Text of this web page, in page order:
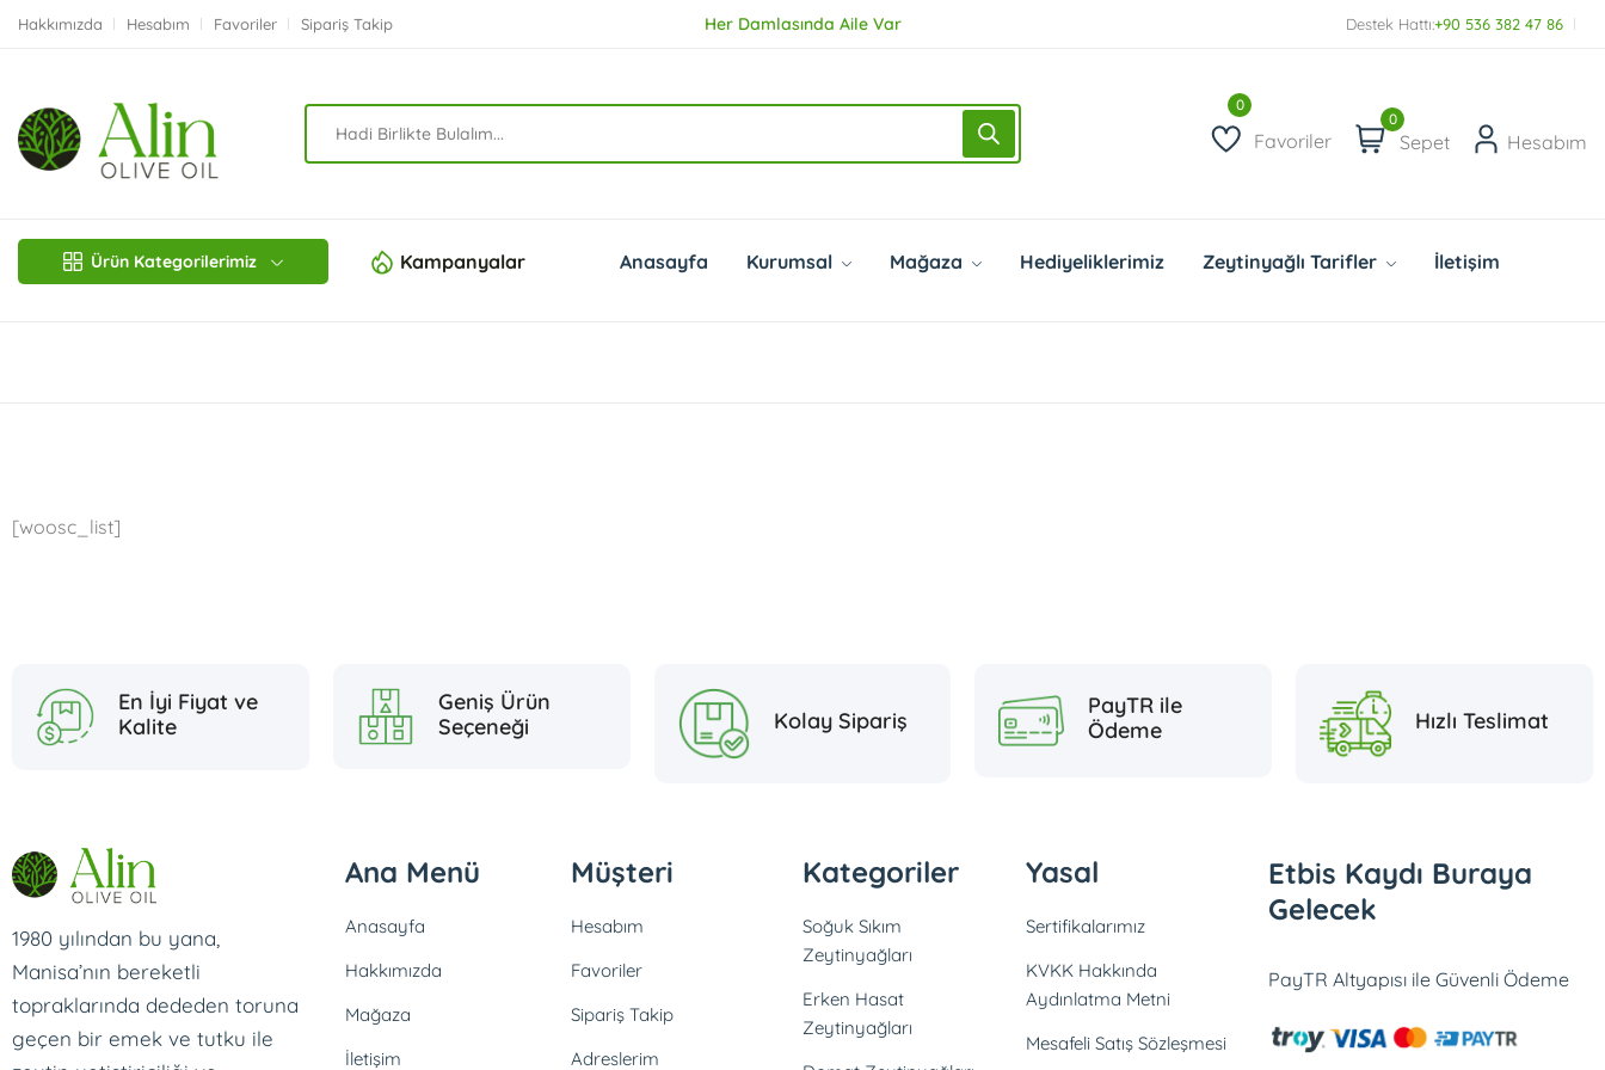
Hakkımızda Hesabım Favoriler Sipariş Takip Her Damlasında Aile Var Topraktan Sofraya, Doğallığın Saf Hali!
Destek Hattı:+90 536 382 47 86
Favoriler
0
Sepet Hesabım
Ürün Kategorilerimiz Kampanyalar Anasayfa Kurumsal Mağaza Hediyeliklerimiz Zeytinyağlı Tarifler İletişim
[woosc_list]
En İyi Fiyat ve
Kalite
Geniş Ürün
Seçeneği
Kolay Sipariş
PayTR ile
Ödeme
Hızlı Teslimat
1980 yılından bu yana,
Manisa’nın bereketli
topraklarında dededen toruna
geçen bir emek ve tutku ile
Ana Menü
Anasayfa
Hakkımızda
Mağaza
İletişim
Müşteri
Hesabım
Favoriler
Sipariş Takip
Adreslerim
Kategoriler
Soğuk Sıkım
Zeytinyağları
Erken Hasat
Zeytinyağları
Yasal
Sertifikalarımız
KVKK Hakkında
Aydınlatma Metni
Mesafeli Satış Sözleşmesi
Etbis Kaydı Buraya
Gelecek
PayTR Altyapısı ile Güvenli Ödeme